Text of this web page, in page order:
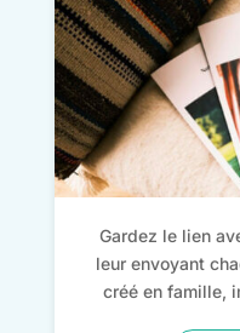
Gardez le lien
leur envoyant
créé en famille,